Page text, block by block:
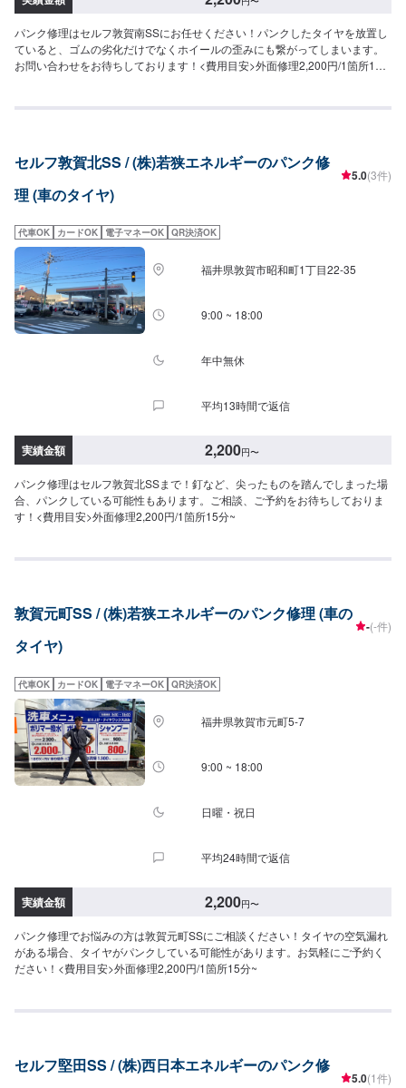
パンク修理はセルフ敦賀南SSにお任せください！パンクしたタイヤを放置し
ていると、ゴムの劣化だけでなくホイールの歪みにも繋がってしまいます。
お問い合わせをお待ちしております！<費用目安>外面修理2,200円/1箇所15
セルフ敦賀北SS / (株)若狭エネルギーのパンク修
理 (車のタイヤ)
5.0(3件)
代車OK カードOK 電子マネーOK QR決済OK
福井県敦賀市昭和町1丁目22-35
9:00 ~ 18:00
年中無休
平均13時間で返信
実績金額 2,200円〜
パンク修理はセルフ敦賀北SSまで！釘など、尖ったものを踏んでしまった場
合、パンクしている可能性もあります。ご相談、ご予約をお待ちしておりま
す！<費用目安>外面修理2,200円/1箇所15分~
敦賀元町SS / (株)若狭エネルギーのパンク修理 (車の
タイヤ)
-(-件)
代車OK カードOK 電子マネーOK QR決済OK
福井県敦賀市元町5-7
9:00 ~ 18:00
日曜・祝日
平均24時間で返信
実績金額 2,200円〜
パンク修理でお悩みの方は敦賀元町SSにご相談ください！タイヤの空気漏れ
がある場合、タイヤがパンクしている可能性があります。お気軽にご予約く
ださい！<費用目安>外面修理2,200円/1箇所15分~
セルフ堅田SS / (株)西日本エネルギーのパンク修
5.0(1件)